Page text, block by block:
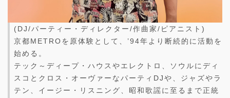
(DJ/パーティー・ディレクター/作曲家/ピアニスト)
京都METROを原体験として、’94年より断続的に活動を
始める。
テック～ディープ・ハウスやエレクトロ、ソウルにディ
スコとクロス・オーヴァーなパーティDJや、ジャズやラ
テン、イージー・リスニング、昭和歌謡に至るまで正統